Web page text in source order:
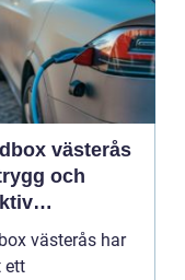
västerås
och
västerås har
ett